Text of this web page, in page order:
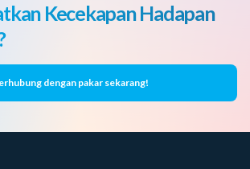
Kecekapan Hadapan
dengan pakar sekarang!